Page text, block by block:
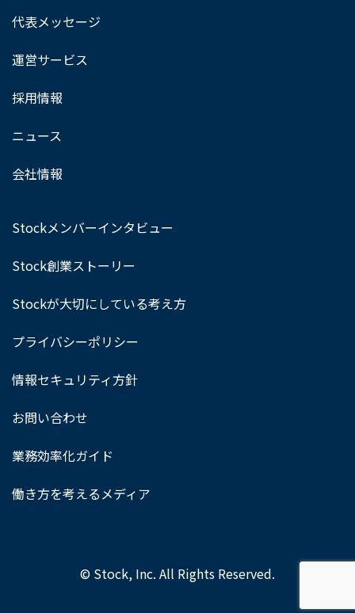
代表メッセージ
運営サービス
採用情報
ニュース
会社情報
Stockメンバーインタビュー
Stock創業ストーリー
Stockが大切にしている考え方
プライバシーポリシー
情報セキュリティ方針
お問い合わせ
業務効率化ガイド
働き方を考えるメディア
© Stock, Inc. All Rights Reserved.